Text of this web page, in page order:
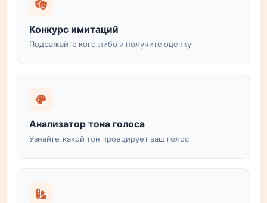
Конкурс имитаций
Подражайте кого-либо и получите оценку
Анализатор тона голоса
Узнайте, какой тон проецирует ваш голос